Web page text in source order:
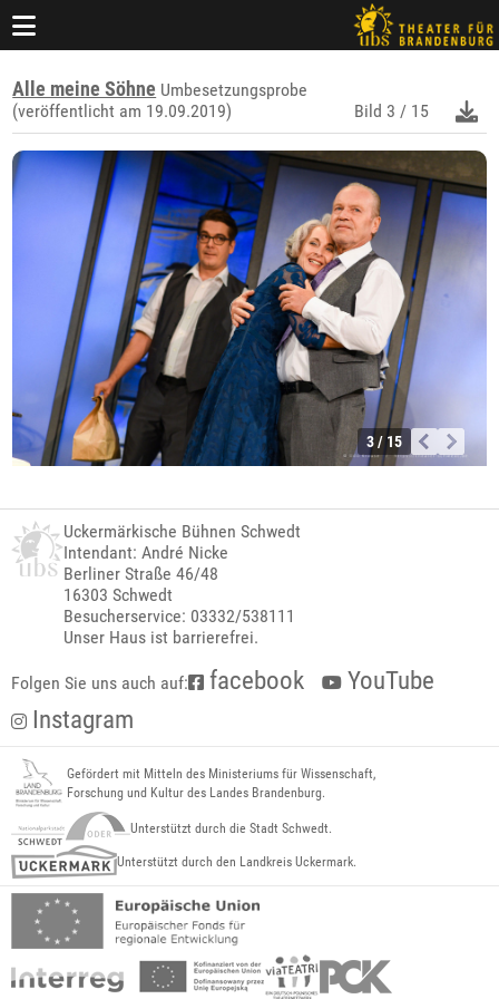
Alle meine Söhne Umbesetzungsprobe
(veröffentlicht am 19.09.2019)
Bild 3 / 15
3 / 15
Uckermärkische Bühnen Schwedt
Intendant: André Nicke
Berliner Straße 46/48
16303 Schwedt
Besucherservice: 03332/538111
Unser Haus ist barrierefrei.
Folgen Sie uns auch auf: facebook
YouTube
Instagram
Gefördert mit Mitteln des Ministeriums für Wissenschaft,
Forschung und Kultur des Landes Brandenburg.
Unterstützt durch die Stadt Schwedt.
Unterstützt durch den Landkreis Uckermark.